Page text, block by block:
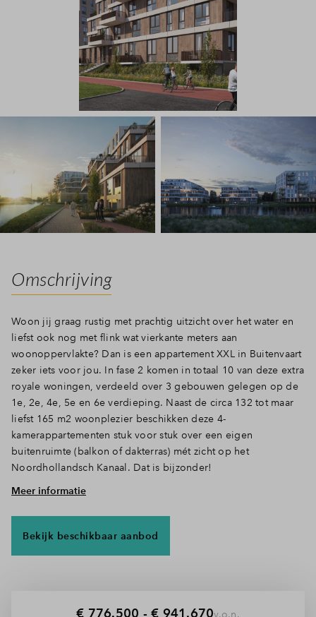
Inloggen
Omschrijving
Woon jij graag rustig met prachtig uitzicht over het water en
liefst ook nog met flink wat vierkante meters aan
woonoppervlakte? Dan is een appartement XXL in Buitenvaart
zeker iets voor jou. In fase 2 komen in totaal 10 van deze extra
royale woningen, verdeeld over 3 gebouwen gelegen op de
1e, 2e, 4e, 5e en 6e verdieping. Naast de circa 132 tot maar
liefst 165 m2 woonplezier beschikken deze 4-
kamerappartementen stuk voor stuk over een eigen
buitenruimte (balkon of dakterras) mét zicht op het
Noordhollandsch Kanaal. Dat is bijzonder!
Prachtig weids uitzicht
vergezichten en langsvarende bootjes, zowel binnen als vanaf
het grote balkon of terras. De indeling is ideaal en zorgt voor
jou wat je met de meters doet. Wordt het een hobbyruimte of
Meer informatie
Bekijk beschikbaar aanbod
€ 776.500 - € 941.670v.o.n.